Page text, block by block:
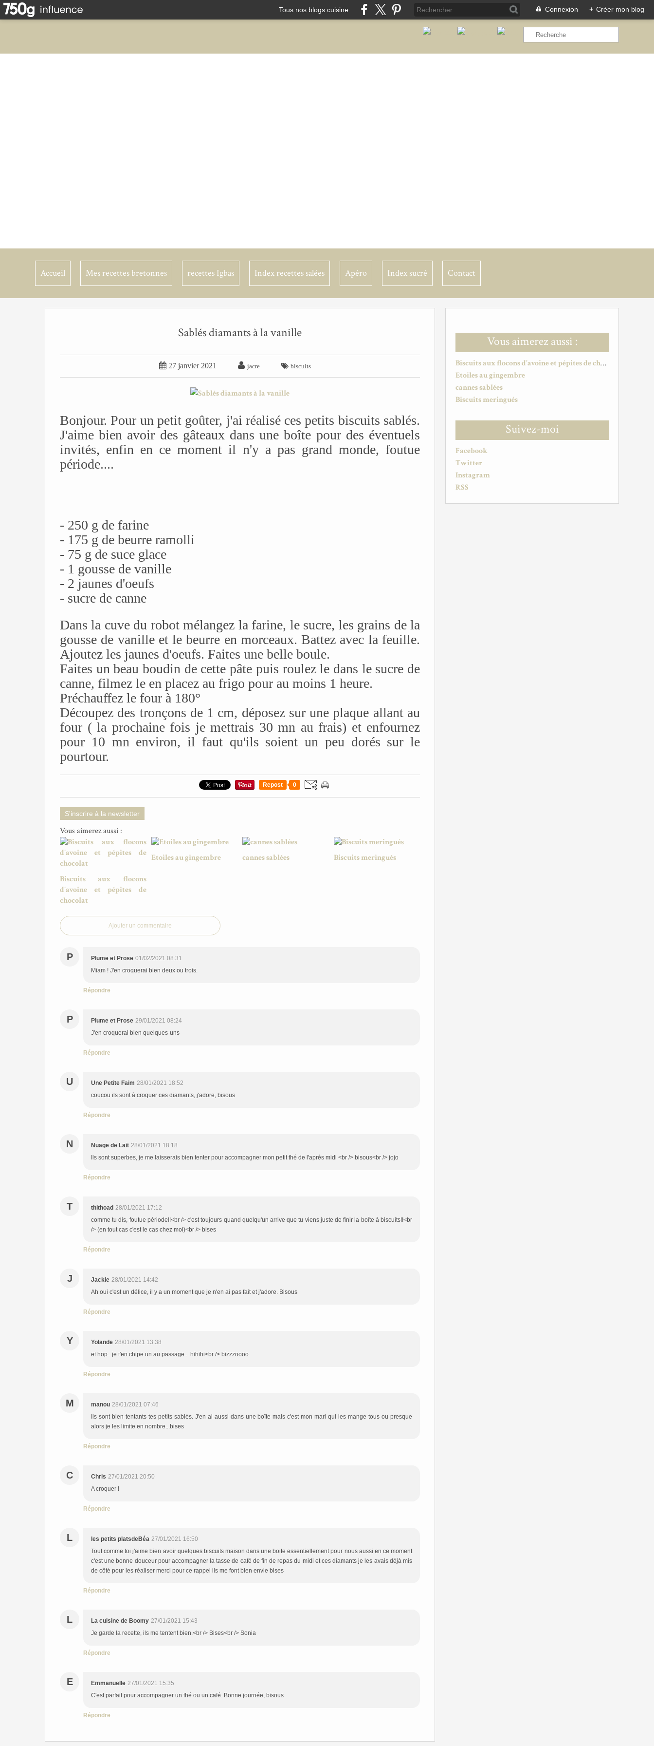
Tous nos blogs cuisine Connexion + Créer mon blog
Accueil Mes recettes bretonnes recettes Igbas Index recettes salées Apéro Index sucré Contact
Vous aimerez aussi :
Biscuits aux flocons d'avoine et pépites de chocolat
Etoiles au gingembre
cannes sablées
Biscuits meringués
Suivez-moi
Facebook
Twitter
Instagram
RSS
Sablés diamants à la vanille
 27 janvier 2021  jacre  biscuits
Bonjour. Pour un petit goûter, j'ai réalisé ces petits biscuits sablés.
J'aime bien avoir des gâteaux dans une boîte pour des éventuels
invités, enfin en ce moment il n'y a pas grand monde, foutue
période....
- 250 g de farine
- 175 g de beurre ramolli
- 75 g de suce glace
- 1 gousse de vanille
- 2 jaunes d'oeufs
- sucre de canne
Dans la cuve du robot mélangez la farine, le sucre, les grains de la
gousse de vanille et le beurre en morceaux. Battez avec la feuille.
Ajoutez les jaunes d'oeufs. Faites une belle boule.
Faites un beau boudin de cette pâte puis roulez le dans le sucre de
canne, filmez le en placez au frigo pour au moins 1 heure.
Préchauffez le four à 180°
Découpez des tronçons de 1 cm, déposez sur une plaque allant au
four ( la prochaine fois je mettrais 30 mn au frais) et enfournez
pour 10 mn environ, il faut qu'ils soient un peu dorés sur le
pourtour.
Repost 0
S'inscrire à la newsletter
Vous aimerez aussi :
Biscuits aux flocons
d'avoine et pépites de
chocolat
Etoiles au gingembre cannes sablées Biscuits meringués
Ajouter un commentaire
P Plume et Prose 01/02/2021 08:31
Miam ! J'en croquerai bien deux ou trois.
Répondre
P Plume et Prose 29/01/2021 08:24
J'en croquerai bien quelques-uns
Répondre
U Une Petite Faim 28/01/2021 18:52
coucou ils sont à croquer ces diamants, j'adore, bisous
Répondre
N Nuage de Lait 28/01/2021 18:18
Ils sont superbes, je me laisserais bien tenter pour accompagner mon petit thé de l'aprés midi <br /> bisous<br /> jojo
Répondre
T thithoad 28/01/2021 17:12
comme tu dis, foutue période!!<br /> c'est toujours quand quelqu'un arrive que tu viens juste de finir la boîte à biscuits!!<br
/> (en tout cas c'est le cas chez moi)<br /> bises
Répondre
J Jackie 28/01/2021 14:42
Ah oui c'est un délice, il y a un moment que je n'en ai pas fait et j'adore. Bisous
Répondre
Y Yolande 28/01/2021 13:38
et hop.. je t'en chipe un au passage... hihihi<br /> bizzzoooo
Répondre
M manou 28/01/2021 07:46
Ils sont bien tentants tes petits sablés. J'en ai aussi dans une boîte mais c'est mon mari qui les mange tous ou presque
alors je les limite en nombre...bises
Répondre
C Chris 27/01/2021 20:50
A croquer !
Répondre
L les petits platsdeBéa 27/01/2021 16:50
Tout comme toi j'aime bien avoir quelques biscuits maison dans une boite essentiellement pour nous aussi en ce moment
c'est une bonne douceur pour accompagner la tasse de café de fin de repas du midi et ces diamants je les avais déjà mis
de côté pour les réaliser merci pour ce rappel ils me font bien envie bises
Répondre
L La cuisine de Boomy 27/01/2021 15:43
Je garde la recette, ils me tentent bien.<br /> Bises<br /> Sonia
Répondre
E Emmanuelle 27/01/2021 15:35
C'est parfait pour accompagner un thé ou un café. Bonne journée, bisous
Répondre